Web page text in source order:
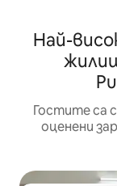
Най-
Гостите са
оценени